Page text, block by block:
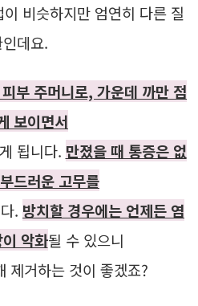
비슷하지만 엄연히 다른 질
데요.
부 주머니로, 가운데 까만 점
보이면서
됩니다. 만졌을 때 통증은 없
드러운 고무를
. 방치할 경우에는 언제든 염
악화될 수 있으니
제거하는 것이 좋겠죠?